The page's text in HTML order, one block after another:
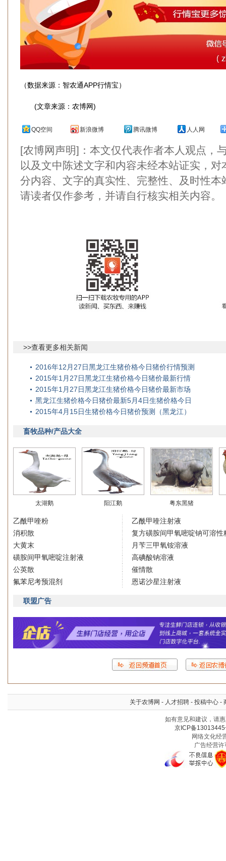
（数据来源：智农通APP行情宝）
(文章来源：农博网)
QQ空间 新浪微博 腾讯微博 人人网
[农博网声明]：本文仅代表作者本人观点，
以及文中陈述文字和内容未经本站证实，
分内容、文字的真实性、完整性、及时性
请读者仅作参考，并请自行核实相关内容。
>>查看更多相关新闻
2016年12月27日黑龙江生猪价格今日猪价行情预测
2015年1月27日黑龙江生猪价格今日猪价最新行情
2015年1月27日黑龙江生猪价格今日猪价最新市场
黑龙江生猪价格今日猪价最新5月4日生猪价格今日
2015年4月15日生猪价格今日猪价预测（黑龙江）
畜牧品种/产品大全
太湖鹅 阳江鹅 粤东黑猪
乙酰甲喹粉
消积散
大黄末
磺胺间甲氧嘧啶注射液
公英散
氟苯尼考预混剂
乙酰甲喹注射液
复方磺胺间甲氧嘧啶钠可溶性
月苄三甲氧铵溶液
高碘酸钠溶液
催情散
恩诺沙星注射液
联盟广告
关于农博网 - 人才招聘 - 投稿中心 -
如有意见和建议，请
京ICP备13013445
网络文化经
广告经营